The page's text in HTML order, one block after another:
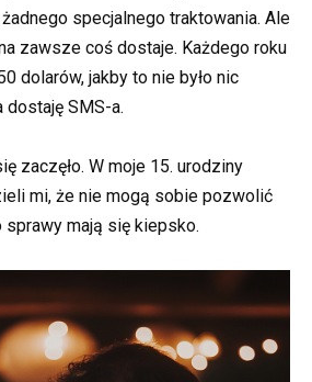
specjalnego traktowania. Ale
zawsze coś dostaje. Każdego roku
dolarów, jakby to nie było nic
dostaję SMS-a.
zaczęło. W moje 15. urodziny
mi, że nie mogą sobie pozwolić
sprawy mają się kiepsko.